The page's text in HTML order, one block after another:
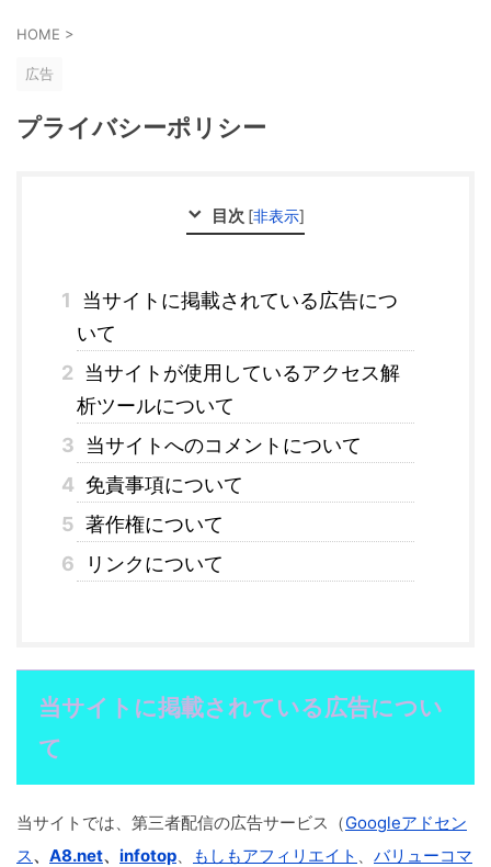
HOME >
広告
プライバシーポリシー
目次 [非表示]
1
当サイトに掲載されている広告につ
いて
2 当サイトが使用しているアクセス解
析ツールについて
3 当サイトへのコメントについて
4 免責事項について
5 著作権について
6
リンクについて
当サイトに掲載されている広告につい
て
当サイトでは、第三者配信の広告サービス（Googleアドセン
ス、 A8.net、 infotop、 もしもアフィリエイト 、 バリューコマ